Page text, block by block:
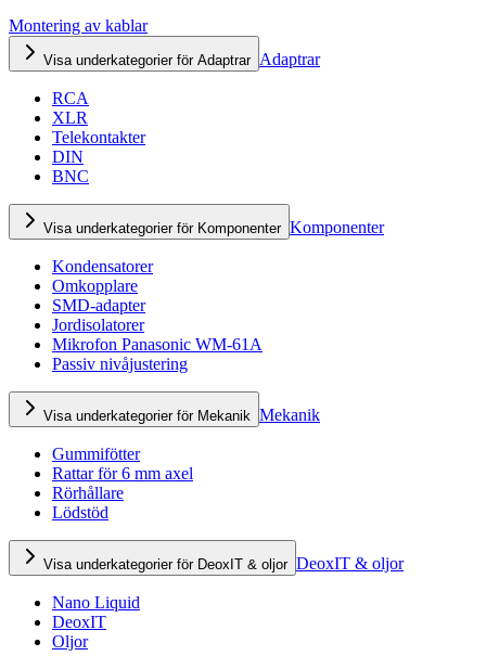
Montering av kablar
Visa underkategorier för Adaptrar Adaptrar
RCA
XLR
Telekontakter
DIN
BNC
Visa underkategorier för Komponenter Komponenter
Kondensatorer
Omkopplare
SMD-adapter
Jordisolatorer
Mikrofon Panasonic WM-61A
Passiv nivåjustering
Visa underkategorier för Mekanik Mekanik
Gummifötter
Rattar för 6 mm axel
Rörhållare
Lödstöd
Visa underkategorier för DeoxIT & oljor DeoxIT & oljor
Nano Liquid
DeoxIT
Oljor